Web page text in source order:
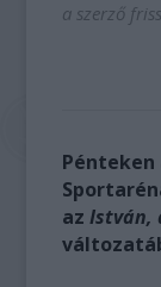
a szerző
Pénteken
azIstván,